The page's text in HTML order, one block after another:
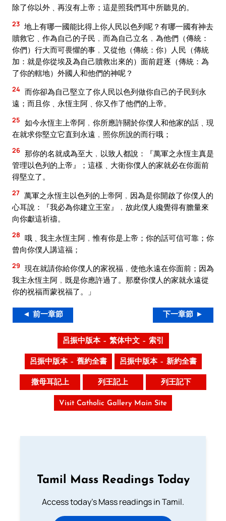
除了你以外﹑再沒有上帝；這是照我們耳中所聽見的。
23 地上有哪一國能比得上你人民以色列呢？有哪一國有神去
贖救它﹑作為自己的子民﹐而為自己立名﹐為他們（傳統：
你們）行大而可畏懼的事﹐又從他（傳統：你）人民（傳統
加：就是你從埃及為自己贖救出來的）面前趕逐（傳統：為
了你的轄地）外國人和他們的神呢？
24 而你卻為自己堅立了你人民以色列做你自己的子民到永
遠；而且你﹑永恆主阿﹑你又作了他們的上帝。
25 如今永恆主上帝阿﹐你所應許關於你僕人和他家的話﹑現
在就求你堅立它直到永遠﹐照你所說的而行哦；
26 那你的名就成為至大﹐以致人都說：『萬軍之永恆主真是
管理以色列的上帝』；這樣﹑大衛你僕人的家就必在你面前
得堅立了。
27 萬軍之永恆主以色列的上帝阿﹐因為是你開啟了你僕人的
心耳說：『我必為你建立王室』﹐故此僕人纔覺得有膽量來
向你獻這祈禱。
28 哦﹑我主永恆主阿﹐惟有你是上帝；你的話可信可靠；你
曾向你僕人講這福；
29 現在就請你給你僕人的家祝福﹐使他永遠在你面前；因為
我主永恆主阿﹐既是你應許過了。那麼你僕人的家就永遠從
你的祝福而蒙祝福了。」
◄ 前一章節 下一章節 ►
呂振中版本 – 繁体中文 – 索引
呂振中版本 – 舊約全書 呂振中版本 – 新約全書
撒母耳記上 列王記上 列王記下
Visit Catholic Gallery Main Site
Tamil Mass Readings Today
Access today's Mass readings in Tamil.